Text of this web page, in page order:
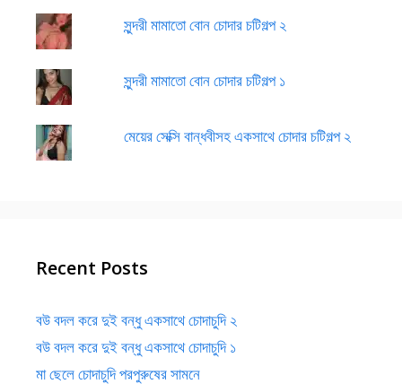
সুন্দরী মামাতো বোন চোদার চটিগল্প ২
সুন্দরী মামাতো বোন চোদার চটিগল্প ১
মেয়ের সেক্সি বান্ধবীসহ একসাথে চোদার চটিগল্প ২
Recent Posts
বউ বদল করে দুই বন্ধু একসাথে চোদাচুদি ২
বউ বদল করে দুই বন্ধু একসাথে চোদাচুদি ১
মা ছেলে চোদাচুদি পরপুরুষের সামনে